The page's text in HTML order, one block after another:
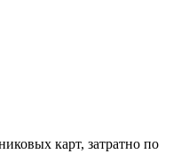
карт, затратно по